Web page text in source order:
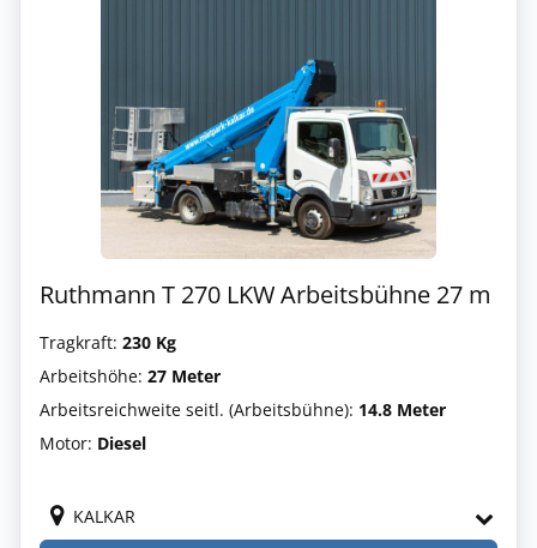
Ruthmann T 270 LKW Arbeitsbühne 27 m
Tragkraft: 230 Kg
Arbeitshöhe: 27 Meter
Arbeitsreichweite seitl. (Arbeitsbühne): 14.8 Meter
Motor: Diesel
KALKAR